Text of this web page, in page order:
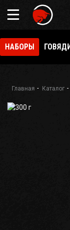
НАБОРЫ
Главная Каталог